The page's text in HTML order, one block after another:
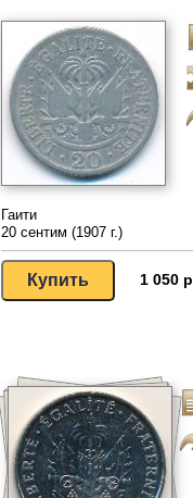
Гаити
20 сентим (1907 г.)
1 050